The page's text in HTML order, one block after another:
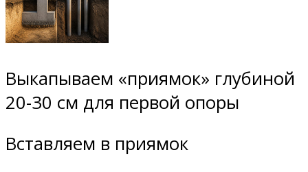
Выкапываем «приямок» глубиной
20-30 см для первой опоры
Вставляем в приямок